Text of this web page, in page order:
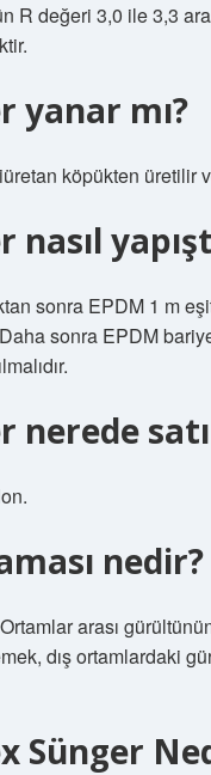
R değeri 3,0 ile 3,3
yanar mı?
köpükten üretilir
sonra EPDM 1 m
sonra EPDM
nerede
nedir?
arası
dış ortamlardaki
Sünger